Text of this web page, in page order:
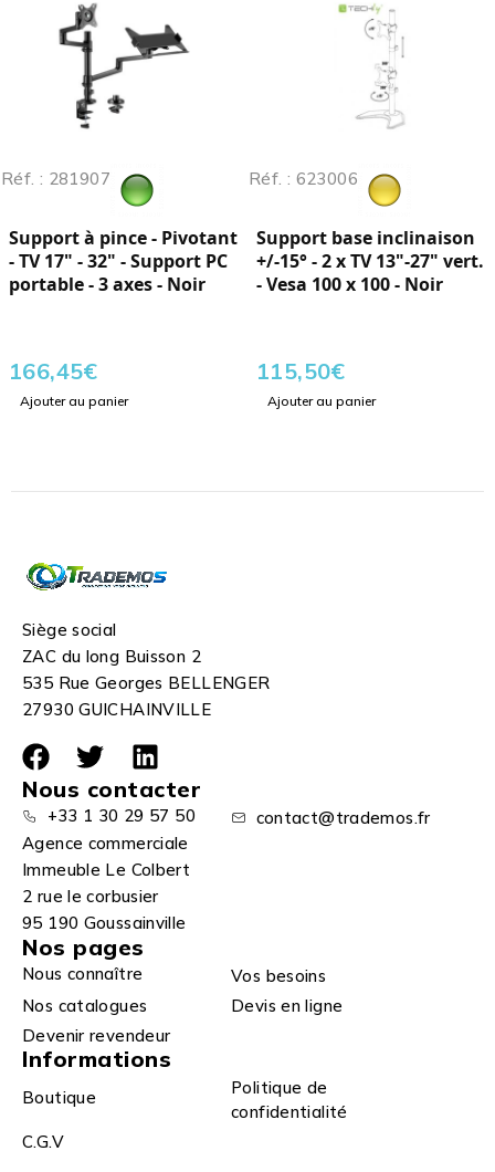
Réf. : 281907
Support à pince - Pivotant
- TV 17" - 32" - Support PC
portable - 3 axes - Noir
166,45€
Ajouter au panier
Réf. : 623006
Support base inclinaison
+/-15° - 2 x TV 13"-27" vert.
- Vesa 100 x 100 - Noir
115,50€
Ajouter au panier
Siège social
ZAC du long Buisson 2
535 Rue Georges BELLENGER
27930 GUICHAINVILLE
Nous contacter
+33 1 30 29 57 50
contact@trademos.fr
Agence commerciale
Immeuble Le Colbert
2 rue le corbusier
95 190 Goussainville
Nos pages
Nous connaître
Vos besoins
Nos catalogues
Devis en ligne
Devenir revendeur
Informations
Boutique
Politique de
confidentialité
C.G.V